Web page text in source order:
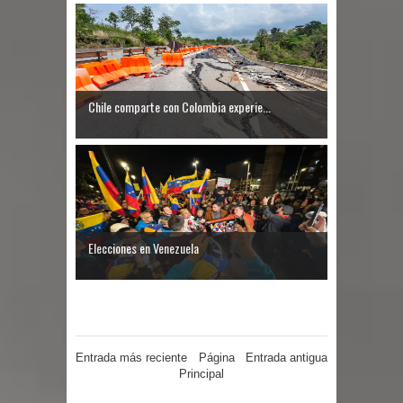
proceso de vacunación escolar
Se activa Código Azul en Talca ante
las bajas temperaturas
GORE Maule figura tercero a nivel
nacional en gasto por viajes y
traslados con $133 millones
Dos internos intentaron escapar por
un forado desde la cárcel de Talca
Chile comparte con Colombia experie...
Elecciones en Venezuela
Entrada más reciente Entrada antigua
Página
Principal